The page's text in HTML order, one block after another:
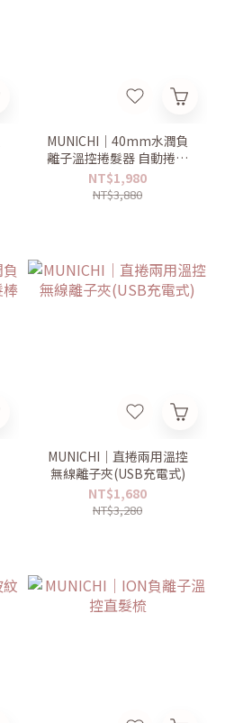
MUNICHI｜40mm水潤負
離子溫控捲髮器 自動捲髮
棒
NT$1,980
NT$3,880
MUNICHI｜直捲兩用溫控
無線離子夾(USB充電式)
NT$1,680
NT$3,280